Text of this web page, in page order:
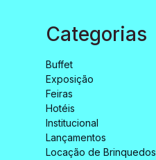
Categorias
Buffet
Exposição
Feiras
Hotéis
Institucional
Lançamentos
Locação de Brinquedos